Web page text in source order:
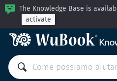
The Knowledge Base is
activate